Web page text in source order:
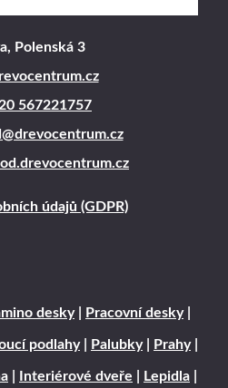
Polenská 3
567221757
údajů (GDPR)
desky| Pracovní desky|
podlahy| Palubky| Prahy|
Interiérové dveře Lepidla